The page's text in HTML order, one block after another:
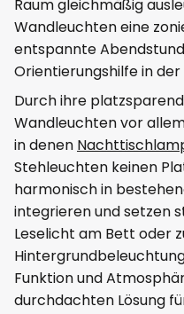
Raum gleichmäßig
Wandleuchten eine
entspannte
Orientierungshilfe in der
Durch ihre
Wandleuchten vor
in denen
Stehleuchten keinen
harmonisch in
integrieren und setzen
Leselicht am Bett oder
Funktion und
durchdachten Lösung